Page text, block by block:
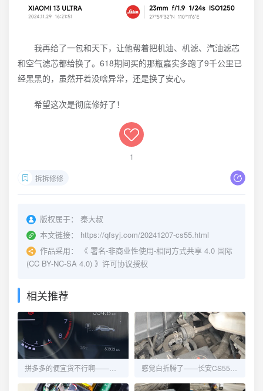
我再给了一包和天下，让他帮着把机油、机滤、汽油滤芯
和空气滤芯都给换了。618期间买的那瓶嘉实多跑了9千公里已
经黑黑的，虽然开着没啥异常，还是换了安心。
希望这次是彻底修好了！
1
拆拆修修
版权属于：
秦大叔
本文链接：
https://qfsyj.com/20241207-cs55.html
作品采用：
《 署名-非商业性使用-相同方式共享 4.0 国际
(CC BY-NC-SA 4.0) 》许可协议授权
相关推荐